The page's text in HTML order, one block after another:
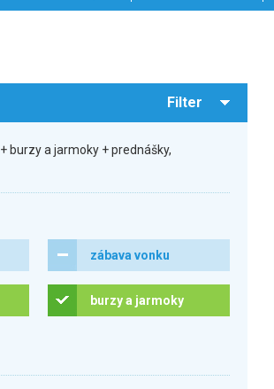
Filter
burzy a jarmoky + prednášky,
zábava vonku
burzy a jarmoky